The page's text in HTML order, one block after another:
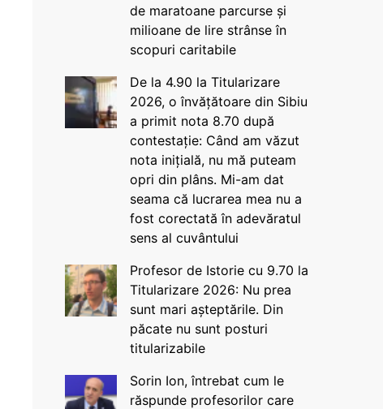
de maratoane parcurse și
milioane de lire strânse în
scopuri caritabile
De la 4.90 la Titularizare
2026, o învățătoare din Sibiu
a primit nota 8.70 după
contestație: Când am văzut
nota inițială, nu mă puteam
opri din plâns. Mi-am dat
seama că lucrarea mea nu a
fost corectată în adevăratul
sens al cuvântului
Profesor de Istorie cu 9.70 la
Titularizare 2026: Nu prea
sunt mari așteptările. Din
păcate nu sunt posturi
titularizabile
Sorin Ion, întrebat cum le
răspunde profesorilor care